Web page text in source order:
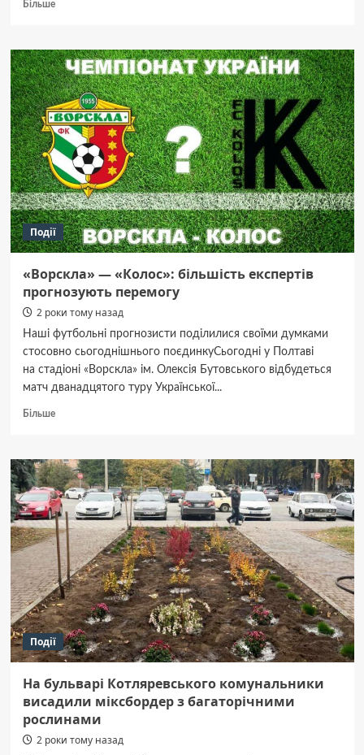
Більше
громада
передала
квадрокоптер
для
ЗСУ
Події
«Ворскла» — «Колос»: більшість експертів
прогнозують перемогу
2 роки тому назад
Наші футбольні прогнозисти поділилися своїми думками
стосовно сьогоднішнього поєдинкуСьогодні у Полтаві
на стадіоні «Ворскла» ім. Олексія Бутовського відбудеться
матч дванадцятого туру Української...
БільшеДокладніше
«Колос»:
більшість
експертів
прогнозують
перемогу
Події
На бульварі Котляревського комунальники
висадили міксбордер з багаторічними
рослинами
2 роки тому назад